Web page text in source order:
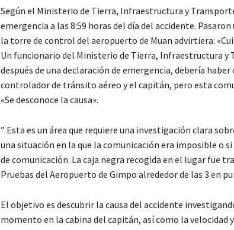
Según el Ministerio de Tierra, Infraestructura y
emergencia a las 8:59 horas del día del accidente.
la torre de control del aeropuerto de Muan advirtiera:
Un funcionario del Ministerio de Tierra, Infraestructura
después de una declaración de emergencia, debería
controlador de tránsito aéreo y el capitán, pero esta
«Se desconoce la causa».
” Esta es un área que requiere una investigación clara
una situación en la que la comunicación era imposible o
de comunicación. La caja negra recogida en el lugar fue
Pruebas del Aeropuerto de Gimpo alrededor de las 3 en
El objetivo es descubrir la causa del accidente
momento en la cabina del capitán, así como la velocidad